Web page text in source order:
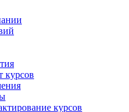
курсов
курсов